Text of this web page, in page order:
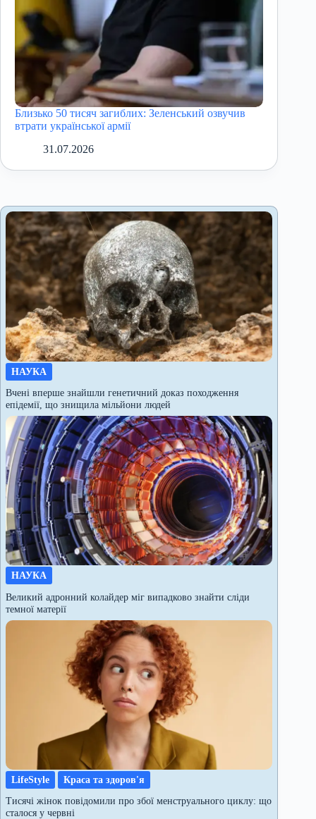
Близько 50 тисяч загиблих: Зеленський озвучив
втрати української армії
31.07.2026
НАУКА
Вчені вперше знайшли генетичний доказ походження
епідемії, що знищила мільйони людей
НАУКА
Великий адронний колайдер міг випадково знайти сліди
темної матерії
LifeStyle
Краса та здоров'я
Тисячі жінок повідомили про збої менструального циклу: що
сталося у червні